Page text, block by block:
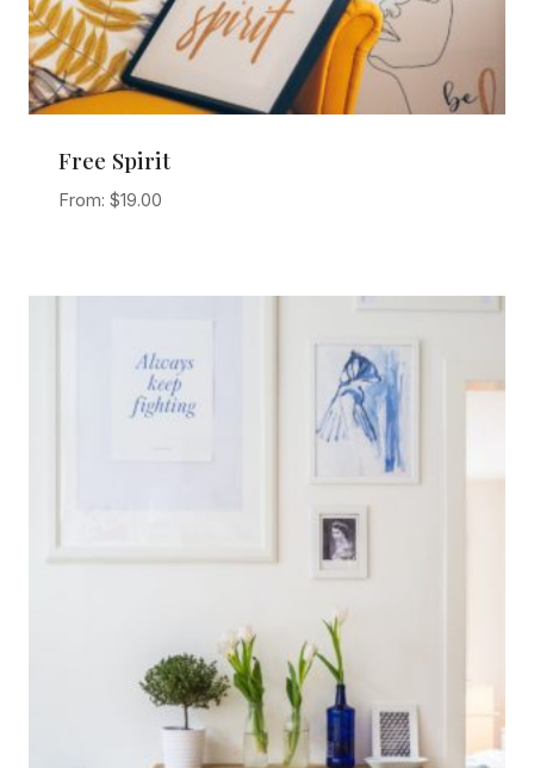
Free Spirit
From: $19.00